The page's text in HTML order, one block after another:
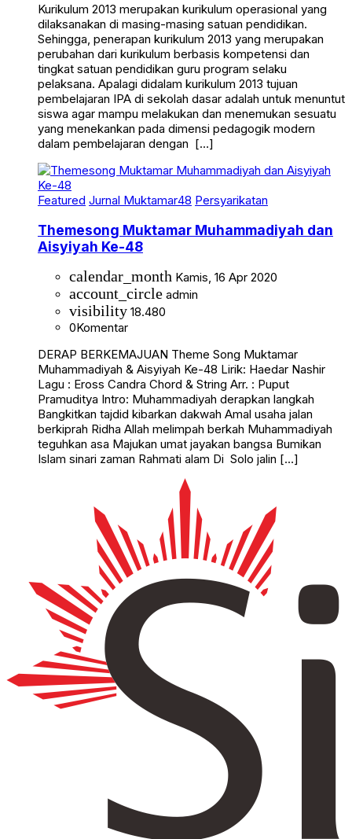
Kurikulum 2013 merupakan kurikulum operasional yang
dilaksanakan di masing-masing satuan pendidikan.
Sehingga, penerapan kurikulum 2013 yang merupakan
perubahan dari kurikulum berbasis kompetensi dan
tingkat satuan pendidikan guru program selaku
pelaksana. Apalagi didalam kurikulum 2013 tujuan
pembelajaran IPA di sekolah dasar adalah untuk menuntut
siswa agar mampu melakukan dan menemukan sesuatu
yang menekankan pada dimensi pedagogik modern
dalam pembelajaran dengan […]
Featured Jurnal Muktamar48 Persyarikatan
Themesong Muktamar Muhammadiyah dan
Aisyiyah Ke-48
calendar_month Kamis, 16 Apr 2020
account_circle admin
visibility 18.480
0Komentar
DERAP BERKEMAJUAN Theme Song Muktamar
Muhammadiyah & Aisyiyah Ke-48 Lirik: Haedar Nashir
Lagu : Eross Candra Chord & String Arr. : Puput
Pramuditya Intro: Muhammadiyah derapkan langkah
Bangkitkan tajdid kibarkan dakwah Amal usaha jalan
berkiprah Ridha Allah melimpah berkah Muhammadiyah
teguhkan asa Majukan umat jayakan bangsa Bumikan
Islam sinari zaman Rahmati alam Di Solo jalin […]